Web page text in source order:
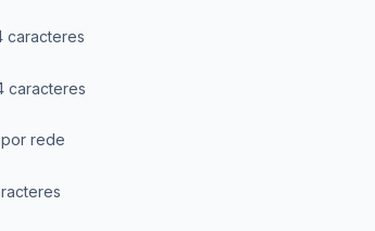
caracteres
caracteres
rede